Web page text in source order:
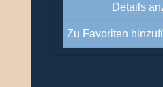
Details
Zu Favoriten